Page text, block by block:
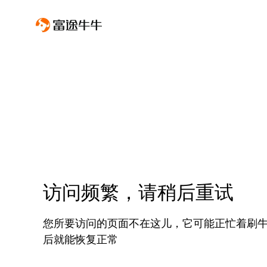
访问频繁，请稍后重试
您所要访问的页面不在这儿，它可能正忙着刷
后就能恢复正常